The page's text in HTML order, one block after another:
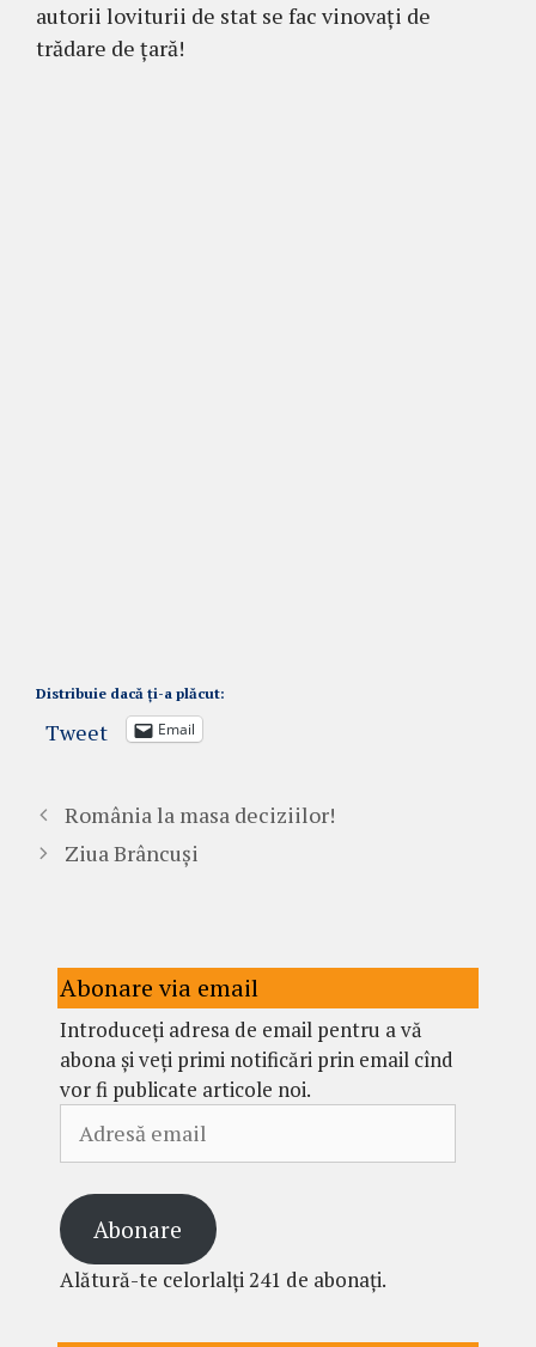
autorii loviturii de stat se fac vinovați de
trădare de țară!
Distribuie dacă ți-a plăcut:
Tweet Email
România la masa deciziilor!
Ziua Brâncuși
Abonare via email
Introduceți adresa de email pentru a vă
abona și veți primi notificări prin email cînd
vor fi publicate articole noi.
email
Abonare
Alătură-te celorlalți 241 de abonați.